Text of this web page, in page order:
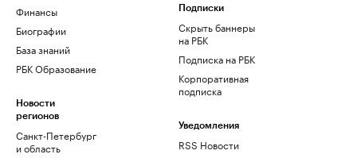
Финансы
Биографии
База знаний
РБК Образование
Новости
регионов
Санкт-Петербург
и область
Подписки
Скрыть баннеры
на РБК
Подписка на РБК
Корпоративная
подписка
Уведомления
RSS Новости